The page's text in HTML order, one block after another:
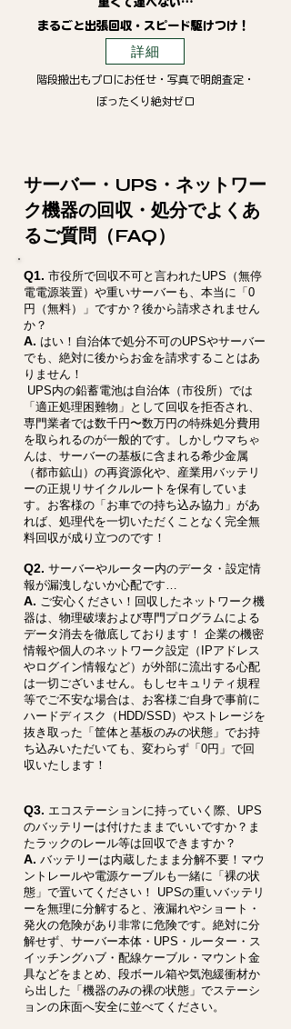
まるごと出張回収・スピード駆けつけ！
詳細
階段搬出もプロにお任せ・写真で明朗査定・
ぼったくり絶対ゼロ
サーバー・UPS・ネットワー
ク機器の回収・処分でよくあ
るご質問（FAQ）
Q1. 市役所で回収不可と言われたUPS（無停
電電源装置）や重いサーバーも、本当に「0
円（無料）」ですか？後から請求されません
か？
A. はい！自治体で処分不可のUPSやサーバー
でも、絶対に後からお金を請求することはあ
りません！
UPS内の鉛蓄電池は自治体（市役所）では
「適正処理困難物」として回収を拒否され、
専門業者では数千円〜数万円の特殊処分費用
を取られるのが一般的です。しかしウマちゃ
んは、サーバーの基板に含まれる希少金属
（都市鉱山）の再資源化や、産業用バッテリ
ーの正規リサイクルルートを保有していま
す。お客様の「お車での持ち込み協力」があ
れば、処理代を一切いただくことなく完全無
料回収が成り立つのです！
Q2. サーバーやルーター内のデータ・設定情
報が漏洩しないか心配です…
A. ご安心ください！回収したネットワーク機
器は、物理破壊および専門プログラムによる
データ消去を徹底しております！ 企業の機密
情報や個人のネットワーク設定（IPアドレス
やログイン情報など）が外部に流出する心配
は一切ございません。もしセキュリティ規程
等でご不安な場合は、お客様ご自身で事前に
ハードディスク（HDD/SSD）やストレージを
抜き取った「筐体と基板のみの状態」でお持
ち込みいただいても、変わらず「0円」で回
収いたします！
Q3. エコステーションに持っていく際、UPS
のバッテリーは付けたままでいいですか？ま
たラックのレール等は回収できますか？
A. バッテリーは内蔵したまま分解不要！マウ
ントレールや電源ケーブルも一緒に「裸の状
態」で置いてください！ UPSの重いバッテリ
ーを無理に分解すると、液漏れやショート・
発火の危険があり非常に危険です。絶対に分
解せず、サーバー本体・UPS・ルーター・ス
イッチングハブ・配線ケーブル・マウント金
具などをまとめ、段ボール箱や気泡緩衝材か
ら出した「機器のみの裸の状態」でステーシ
ョンの床面へ安全に並べてください。